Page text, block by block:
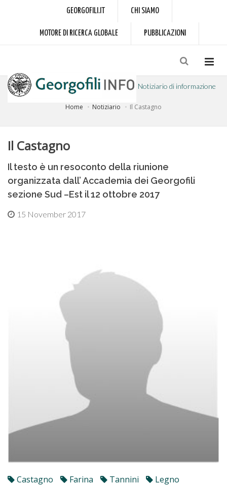
GEORGOFILI.IT CHI SIAMO
MOTORE DI RICERCA GLOBALE PUBBLICAZIONI
Notiziario di informazione
Home Notiziario Il Castagno
Il Castagno
Il testo è un resoconto della riunione
organizzata dall’ Accademia dei Georgofili
sezione Sud –Est il 12 ottobre 2017
15 November 2017
Castagno Farina Tannini Legno